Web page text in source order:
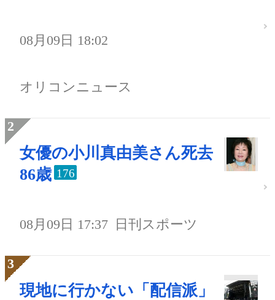
08月09日 18:02
オリコンニュース
女優の小川真由美さん死去
86歳 176
08月09日 17:37 日刊スポーツ
現地に行かない「配信派」